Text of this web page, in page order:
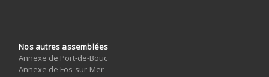
Nos autres assemblées
Annexe de Port-de-Bouc
Annexe de Fos-sur-Mer